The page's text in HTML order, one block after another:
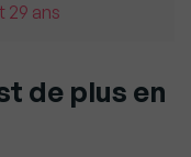
29 ans
de plus en